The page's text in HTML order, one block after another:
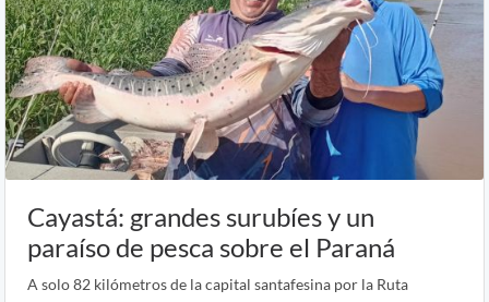
Cayastá: grandes surubíes y un
paraíso de pesca sobre el Paraná
A solo 82 kilómetros de la capital santafesina por la Ruta